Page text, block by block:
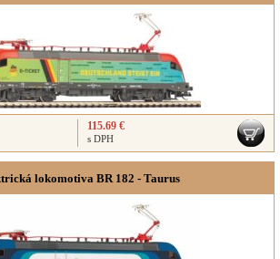
115.69 €
s DPH
lokomotiva BR 182 - Taurus